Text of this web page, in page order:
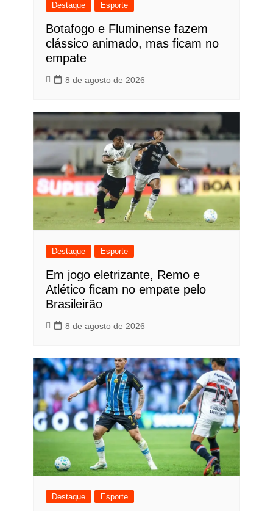
Destaque Esporte
Botafogo e Fluminense fazem
clássico animado, mas ficam no
empate
8 de agosto de 2026
Destaque Esporte
Em jogo eletrizante, Remo e
Atlético ficam no empate pelo
Brasileirão
8 de agosto de 2026
Destaque Esporte